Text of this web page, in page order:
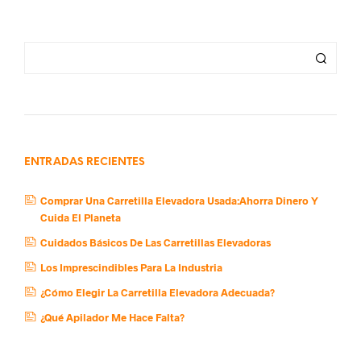
ENTRADAS RECIENTES
Comprar Una Carretilla Elevadora Usada:Ahorra Dinero Y
Cuida El Planeta
Cuidados Básicos De Las Carretillas Elevadoras
Los Imprescindibles Para La Industria
¿Cómo Elegir La Carretilla Elevadora Adecuada?
¿Qué Apilador Me Hace Falta?